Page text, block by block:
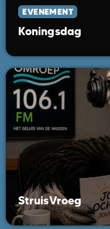
EVENEMENT
Koningsdag
StruisVroeg